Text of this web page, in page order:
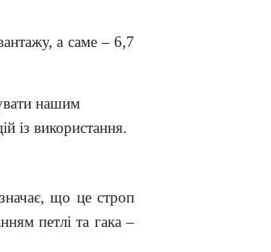
а саме – 6,7
нашим
із використання.
що це строп
петлі та гака –